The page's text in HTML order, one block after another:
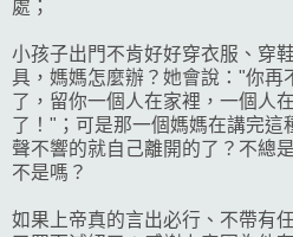
處；
小孩子出門不肯好好穿衣服、穿
具，媽媽怎麼辦？她會說："你再
了，留你一個人在家裡，一個人
了！"；可是那一個媽媽在講完這
聲不響的就自己離開的了？不總
不是嗎？
如果上帝真的言出必行、不帶有